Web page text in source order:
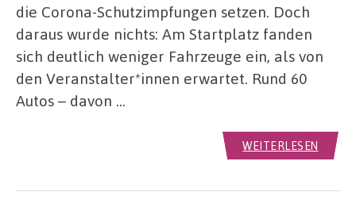
die Corona-Schutzimpfungen setzen. Doch
daraus wurde nichts: Am Startplatz fanden
sich deutlich weniger Fahrzeuge ein, als von
den Veranstalter*innen erwartet. Rund 60
Autos – davon …
WEITERLESEN